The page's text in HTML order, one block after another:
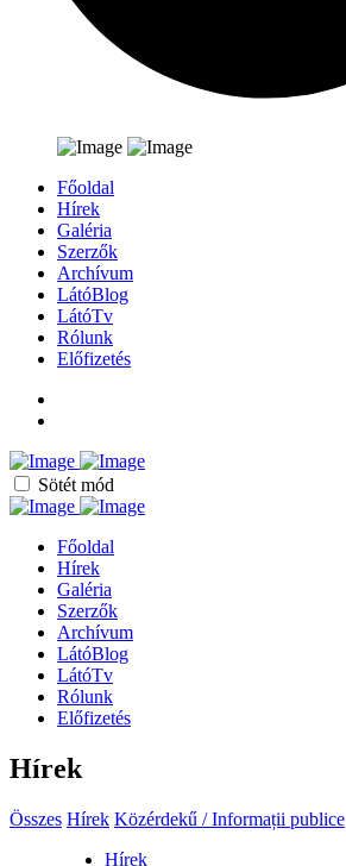
Főoldal
Hírek
Galéria
Szerzők
Archívum
LátóBlog
LátóTv
Rólunk
Előfizetés
Sötét mód
Főoldal
Hírek
Galéria
Szerzők
Archívum
LátóBlog
LátóTv
Rólunk
Előfizetés
Hírek
Összes Hírek Közérdekű / Informații publice
Hírek